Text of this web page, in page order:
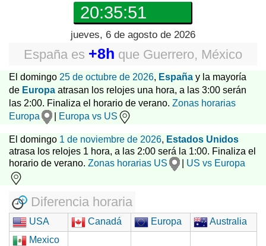
20:35:52
jueves, 6 de agosto de 2026
España es +8h que Guerrero, México
El domingo 25 de octubre de 2026, España y la mayoría
de Europa atrasan los relojes una hora, a las 3:00 serán
las 2:00. Finaliza el horario de verano. Zonas horarias
Europa
Europa vs US
El domingo 1 de noviembre de 2026, Estados Unidos
atrasa los relojes 1 hora, a las 2:00 será la 1:00. Finaliza el
horario de verano. Zonas horarias US US vs Europa
Diferencia horaria
USA Canadá Europa
Australia
Mexico